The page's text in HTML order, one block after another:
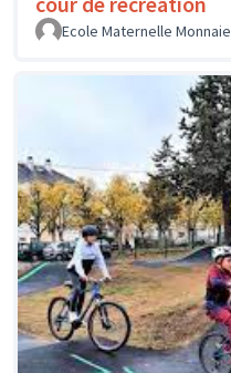
Ecole Maternelle Monnaie